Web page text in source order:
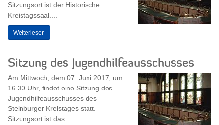
Sitzungsort ist der Historische
Kreistagssaal,...
Weiterlesen
Sitzung des Jugendhilfeausschusses
Am Mittwoch, dem 07. Juni 2017, um
16.30 Uhr, findet eine Sitzung des
Jugendhilfeausschusses des
Steinburger Kreistages statt.
Sitzungsort ist das...